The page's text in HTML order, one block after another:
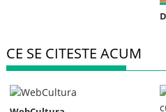
CE SE CITESTE ACUM